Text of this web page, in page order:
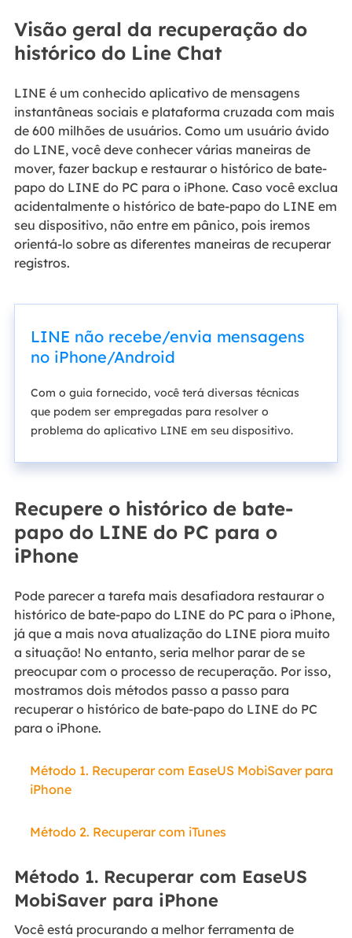
Visão geral da recuperação do
histórico do Line Chat
LINE é um conhecido aplicativo de mensagens
instantâneas sociais e plataforma cruzada com mais
de 600 milhões de usuários. Como um usuário ávido
do LINE, você deve conhecer várias maneiras de
mover, fazer backup e restaurar o histórico de bate-
papo do LINE do PC para o iPhone. Caso você exclua
acidentalmente o histórico de bate-papo do LINE em
seu dispositivo, não entre em pânico, pois iremos
orientá-lo sobre as diferentes maneiras de recuperar
registros.
LINE não recebe/envia mensagens
no iPhone/Android
Com o guia fornecido, você terá diversas técnicas
que podem ser empregadas para resolver o
problema do aplicativo LINE em seu dispositivo.
Recupere o histórico de bate-
papo do LINE do PC para o
iPhone
Pode parecer a tarefa mais desafiadora restaurar o
histórico de bate-papo do LINE do PC para o iPhone,
já que a mais nova atualização do LINE piora muito
a situação! No entanto, seria melhor parar de se
preocupar com o processo de recuperação. Por isso,
mostramos dois métodos passo a passo para
recuperar o histórico de bate-papo do LINE do PC
para o iPhone.
Método 1. Recuperar com EaseUS MobiSaver para
iPhone
Método 2. Recuperar com iTunes
Método 1. Recuperar com EaseUS
MobiSaver para iPhone
Você está procurando a melhor ferramenta de